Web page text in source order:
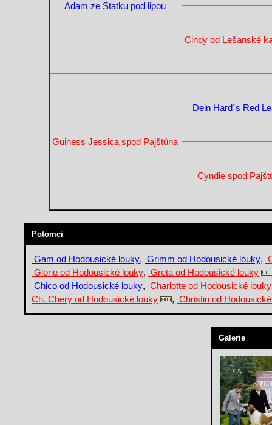
Adam ze Statku pod lipou
Cindy od Lešanské
Guiness Jessica spod Pajštúna
Dein Hard´s Red
Cyndie spod
Potomci
Gam od Hodousické louky, Grimm od Hodousické louky,
Glorie od Hodousické louky, Greta od Hodousické louky
Chico od Hodousické louky, Charlotte od Hodousické louky
Ch. Chery od Hodousické louky
, Christin od
Galerie